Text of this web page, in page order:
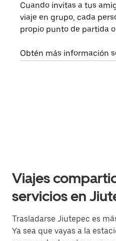
Cuando invitas a tus
viaje en grupo, cada
propio punto de partida
Obtén más información
Viajes
servicios en
Trasladarse Jiutepec es
Ya sea que vayas a la